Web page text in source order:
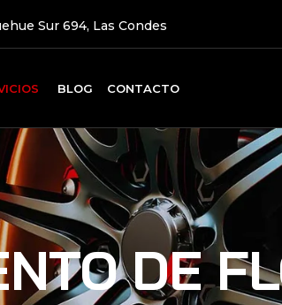
Sur 694, Las Condes
BLOG CONTACTO
DE